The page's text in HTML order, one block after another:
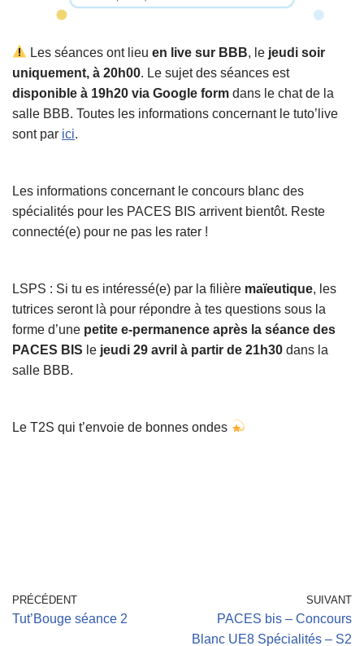
Les séances ont lieuen live sur BBB, le jeudi soir
uniquement, à 20h00. Le sujet des séances est
disponible à 19h20 via Google form dans le chat de la
salle BBB. Toutes les informations concernant le tuto’live
sont par ici.
Les informations concernant le concours blanc des
spécialités pour les PACES BIS arrivent bientôt. Reste
connecté(e) pour ne pas les rater !
LSPS : Si tu es intéressé(e) par la filière maïeutique, les
tutrices seront là pour répondre à tes questions sous la
forme d’une petite e-permanence après la séance des
PACES BIS le jeudi 29 avril à partir de 21h30 dans la
salle BBB.
Le T2S qui t’envoie de bonnes ondes
PRÉCÉDENT
Tut’Bouge séance 2
SUIVANT
PACES bis – Concours
Blanc UE8 Spécialités – S2